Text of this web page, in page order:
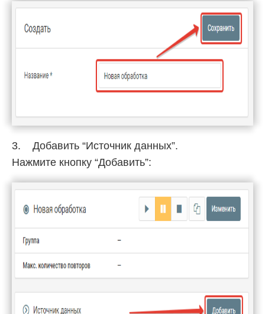
3. Добавить “Источник данных”.
Нажмите кнопку “Добавить”: